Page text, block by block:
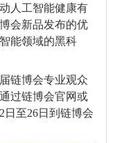
人工智能健康有
会新品发布的优
能领域的黑科
链博会专业观众
过链博会官网或
日至26日到链博会